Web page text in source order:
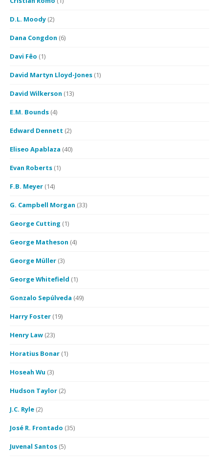
D.L. Moody (2)
Dana Congdon (6)
Davi Fêo (1)
David Martyn Lloyd-Jones (1)
David Wilkerson (13)
E.M. Bounds (4)
Edward Dennett (2)
Eliseo Apablaza (40)
Evan Roberts (1)
F.B. Meyer (14)
G. Campbell Morgan (33)
George Cutting (1)
George Matheson (4)
George Müller (3)
George Whitefield (1)
Gonzalo Sepúlveda (49)
Harry Foster (19)
Henry Law (23)
Horatius Bonar (1)
Hoseah Wu (3)
Hudson Taylor (2)
J.C. Ryle (2)
José R. Frontado (35)
Juvenal Santos (5)